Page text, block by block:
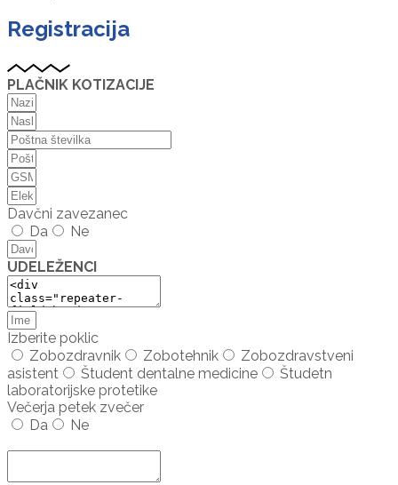
Registracija
PLAČNIK KOTIZACIJE
Davčni zavezanec
Da
Ne
UDELEŽENCI
Izberite poklic
Zobozdravnik
Zobotehnik
Zobozdravstveni
asistent
Študent dentalne medicine
Študetn
laboratorijske protetike
Večerja petek zvečer
Da
Ne